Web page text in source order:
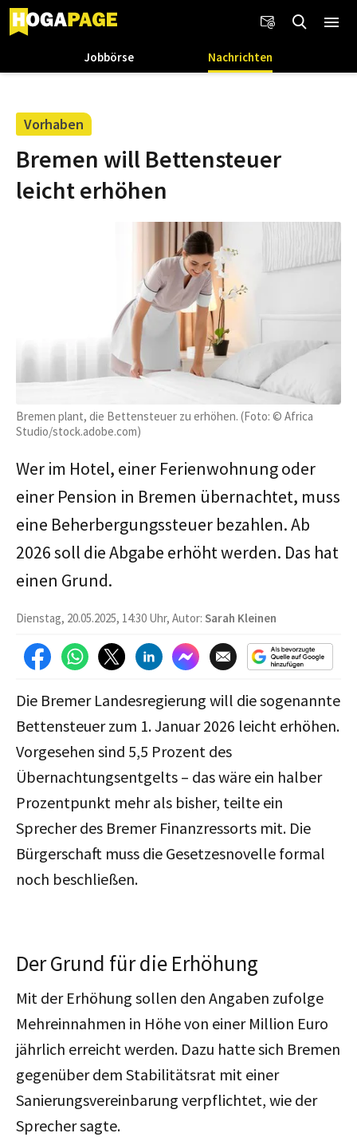
Jobbörse Nachrichten
Vorhaben
Bremen will Bettensteuer
leicht erhöhen
Bremen plant, die Bettensteuer zu erhöhen. (Foto: © Africa
Studio/stock.adobe.com)
Wer im Hotel, einer Ferienwohnung oder
einer Pension in Bremen übernachtet, muss
eine Beherbergungssteuer bezahlen. Ab
2026 soll die Abgabe erhöht werden. Das hat
einen Grund.
Dienstag, 20.05.2025, 14:30 Uhr, Autor: Sarah Kleinen
Die Bremer Landesregierung will die sogenannte
Bettensteuer zum 1. Januar 2026 leicht erhöhen.
Vorgesehen sind 5,5 Prozent des
Übernachtungsentgelts – das wäre ein halber
Prozentpunkt mehr als bisher, teilte ein
Sprecher des Bremer Finanzressorts mit. Die
Bürgerschaft muss die Gesetzesnovelle formal
noch beschließen.
Der Grund für die Erhöhung
Mit der Erhöhung sollen den Angaben zufolge
Mehreinnahmen in Höhe von einer Million Euro
jährlich erreicht werden. Dazu hatte sich Bremen
gegenüber dem Stabilitätsrat mit einer
Sanierungsvereinbarung verpflichtet, wie der
Sprecher sagte.